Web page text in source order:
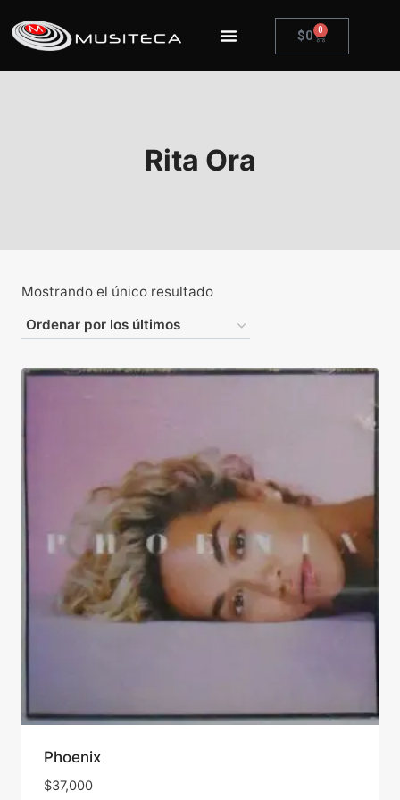
$0 0
Rita Ora
Mostrando el único resultado
Phoenix
$37,000